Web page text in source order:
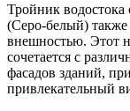
Тройник
(Серо-белый) также
внешностью. Этот
сочетается с
фасадов зданий,
привлекательный